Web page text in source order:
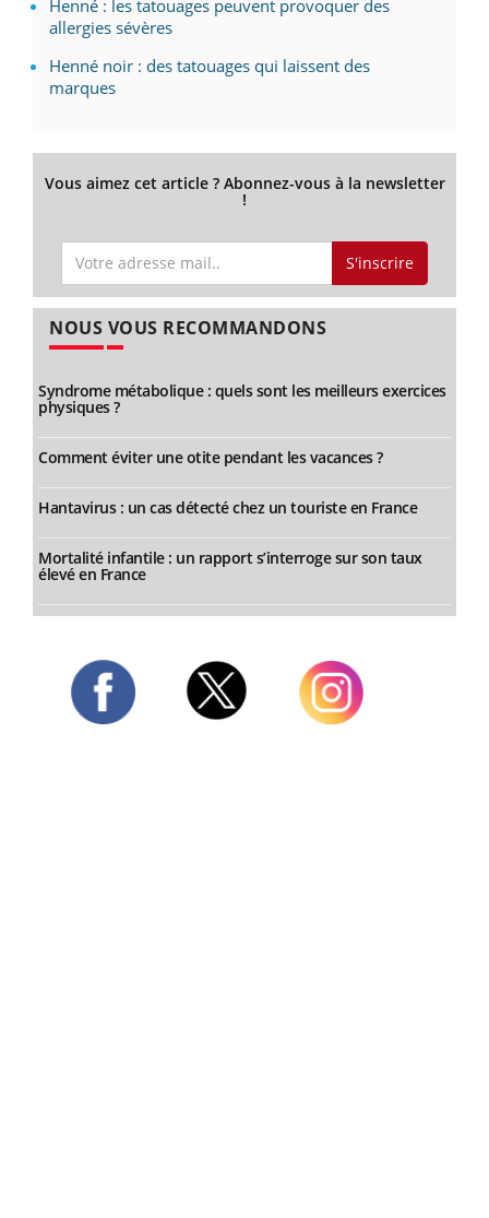
Henné : les tatouages peuvent provoquer des
allergies sévères
Henné noir : des tatouages qui laissent des
marques
Vous aimez cet article ? Abonnez-vous à la newsletter
!
S'inscrire
NOUS VOUS RECOMMANDONS
Syndrome métabolique : quels sont les meilleurs exercices
physiques ?
Comment éviter une otite pendant les vacances ?
Hantavirus : un cas détecté chez un touriste en France
Mortalité infantile : un rapport s’interroge sur son taux
élevé en France